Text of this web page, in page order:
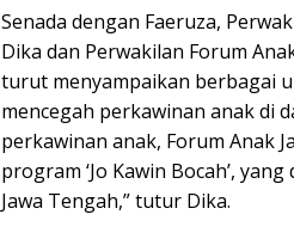
Senada dengan Faeruza,
Dika dan Perwakilan Forum
turut menyampaikan berbagai
mencegah perkawinan anak di
perkawinan anak, Forum Anak
program ‘Jo Kawin Bocah’,
Jawa Tengah,” tutur Dika.